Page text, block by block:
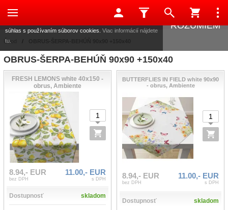
Úvod /
OBRUS-ŠERPA-BEHÚŇ 90x90 +150x40
FRESH LEMONS white 40x150 -
obrus, Ambiente
8.94,- EUR
bez DPH
11.00,- EUR
s DPH
Dostupnosť skladom
BUTTERFLIES IN FIELD white 90x90
- obrus, Ambiente
8.94,- EUR
bez DPH
11.00,- EUR
s DPH
Dostupnosť skladom
Táto stránka používa súbory cookies, ktoré nám pomáhajú
súhlas s používaním súborov cookies. Viac informácií nájdete
tu.
ROZUMIEM